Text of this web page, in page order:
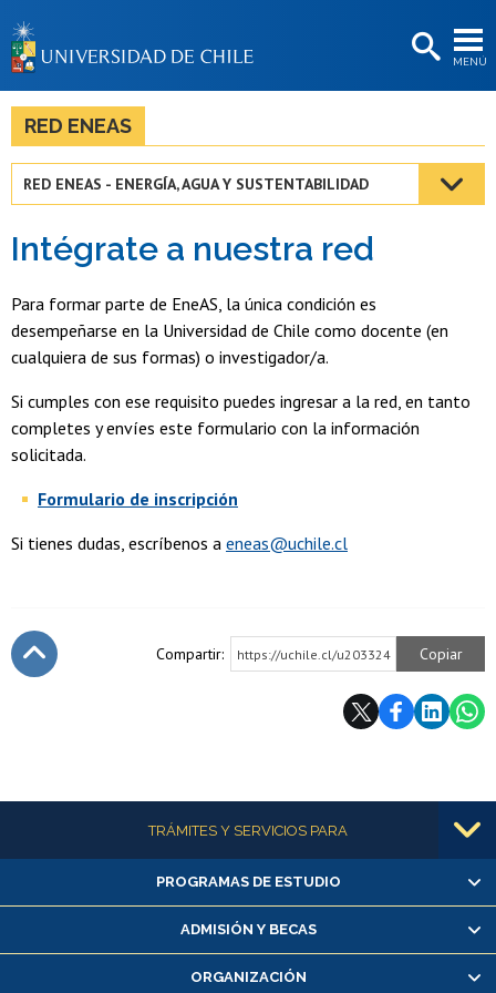
MENÚ
BIBLIOTECAS
Estudiantes
Académicas/os
Funcionarias/os
Egresadas/os
RED ENEAS
RED ENEAS - ENERGÍA, AGUA Y SUSTENTABILIDAD
Intégrate a nuestra red
Para formar parte de EneAS, la única condición es
desempeñarse en la Universidad de Chile como docente (en
cualquiera de sus formas) o investigador/a.
Si cumples con ese requisito puedes ingresar a la red, en tanto
completes y envíes este formulario con la información
solicitada.
Formulario de inscripción
Si tienes dudas, escríbenos a eneas@uchile.cl
Compartir: https://uchile.cl/u203324 Copiar
Más informaciónTRÁMITES Y SERVICIOS PARA
Alumnas/os y exalumnas/os
Matrícula en línea
Inscripción y cambio de asignaturas
Consulta y certificado de notas
PROGRAMAS DE ESTUDIO
ADMISIÓN Y BECAS
ORGANIZACIÓN